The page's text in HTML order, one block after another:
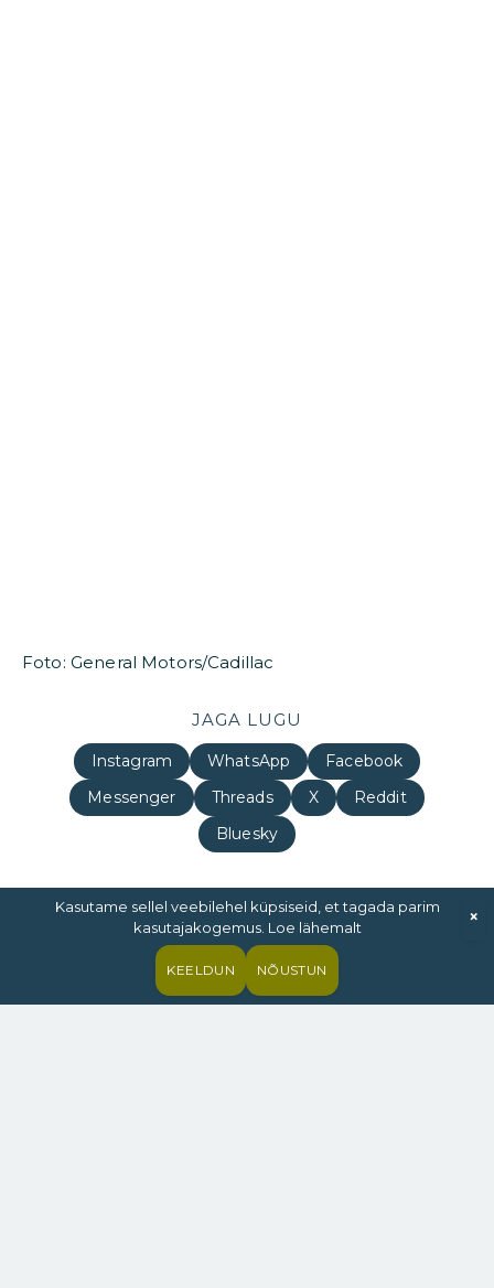
Foto: General Motors/Cadillac
JAGA LUGU
Instagram WhatsApp
Facebook
Messenger
Threads X
Reddit
Bluesky
EELMINE ARTIKKEL
Porsche 718 Boxster GTS –
miks raisata elu igavatele
JÄRGMINE ARTIKKEL
EiK soovitab: Sõidumuusika
– aga mitte ainult – 20/2023
Kasutame sellel veebilehel küpsiseid, et tagada parim
kasutajakogemus. Loe lähemalt
KEELDUN NÕUSTUN
×